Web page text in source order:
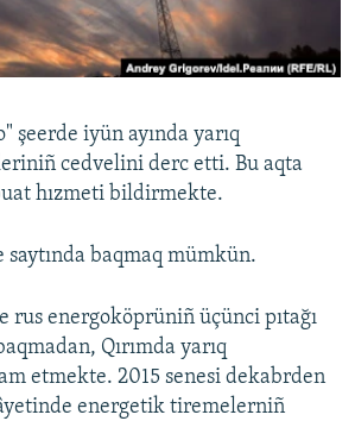
şeerde iyün ayında yarıq
cedvelini derc etti. Bu aqta
hızmeti bildirmekte.
saytında baqmaq mümkün.
rus energoköprüniñ üçünci pıtağı
Qırımda yarıq
etmekte. 2015 senesi dekabrden
energetik tiremelerniñ